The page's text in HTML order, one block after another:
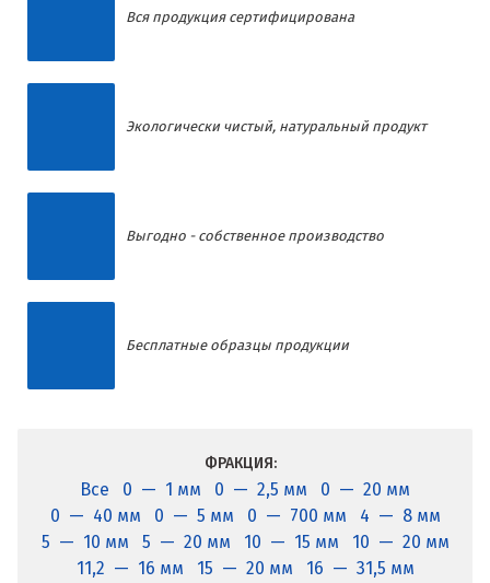
Вся продукция сертифицирована
Экологически чистый, натуральный продукт
Выгодно - собственное производство
Бесплатные образцы продукции
ФРАКЦИЯ:
Все 0 — 1 мм 0 — 2,5 мм
0 — 20 мм
0 — 40 мм
0 — 5 мм 0 — 700 мм
4 — 8 мм
5 — 10 мм
5 — 20 мм 10 — 15 мм
10 — 20 мм
11,2 — 16 мм
15 — 20 мм
16 — 31,5 мм